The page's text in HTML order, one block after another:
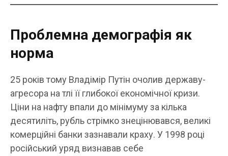
Проблемна демографія як
норма
25 років тому Владімір Путін очолив державу-
агресора на тлі її глибокої економічної кризи.
Ціни на нафту впали до мінімуму за кілька
десятиліть, рубль стрімко знецінювався, великі
комерційні банки зазнавали краху. У 1998 році
російський уряд визнавав себе